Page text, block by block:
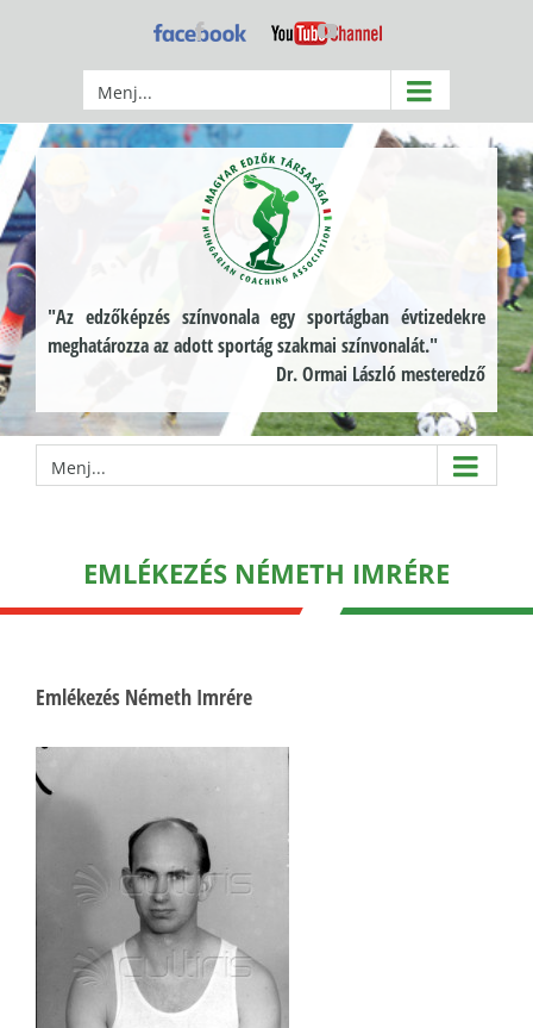
Facebook YouTube
Menj...
"Az edzőképzés színvonala egy sportágban évtizedekre
meghatározza az adott sportág szakmai színvonalát."
Dr. Ormai László mesteredző
Menj...
EMLÉKEZÉS NÉMETH IMRÉRE
Emlékezés Németh Imrére